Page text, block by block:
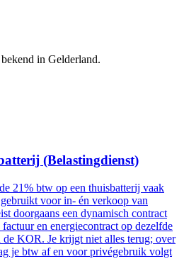
in Gelderland.
(Belastingdienst)
21% btw op een thuisbatterij vaak
voor in- én verkoop van
doorgaans een dynamisch contract
en energiecontract op dezelfde
de KOR. Je krijgt niet alles terug; over
je btw af en voor privégebruik volgt